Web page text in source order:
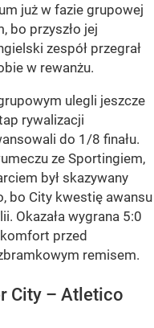
już w fazie grupowej
bo przyszło jej
zespół przegrał
w rewanżu.
ulegli jeszcze
rywalizacji
do 1/8 finału.
ze Sportingiem,
był skazywany
bo City kwestię awansu
Okazała wygrana 5:0
przed
remisem.
City – Atletico